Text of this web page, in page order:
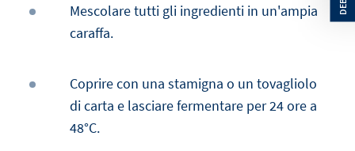
Mescolare tutti gli ingredienti in un'ampia
caraffa.
Coprire con una stamigna o un tovagliolo
di carta e lasciare fermentare per 24 ore a
48°C.